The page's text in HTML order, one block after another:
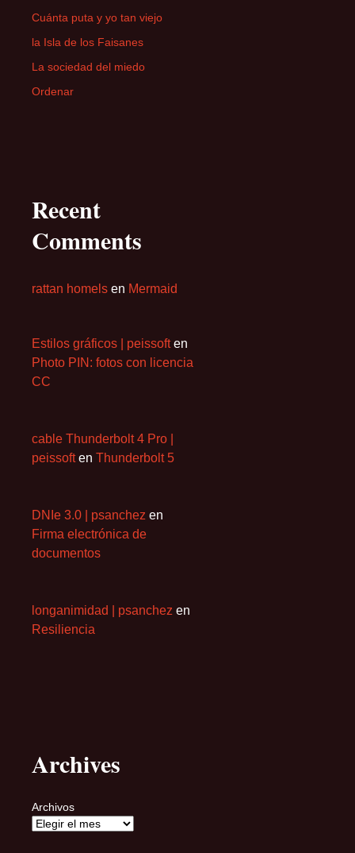
Cuánta puta y yo tan viejo
la Isla de los Faisanes
La sociedad del miedo
Ordenar
Recent
Comments
rattan homels en Mermaid
Estilos gráficos | peissoften
Photo PIN: fotos con licencia
CC
cable Thunderbolt 4 Pro |
peissoften Thunderbolt 5
DNIe 3.0 | psanchez en
Firma electrónica de
documentos
longanimidad | psanchez en
Resiliencia
Archives
Archivos